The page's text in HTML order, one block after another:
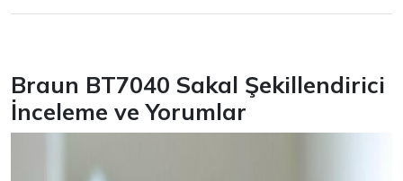
Braun BT7040 Sakal Şekillendirici
İnceleme ve Yorumlar